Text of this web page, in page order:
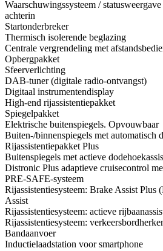
Waarschuwingssysteem /
achterin
Startonderbreker
Thermisch isolerende beglazing
Centrale vergrendeling met
Opbergpakket
Sfeerverlichting
DAB-tuner (digitale radio-ontvangst)
Digitaal instrumentendisplay
High-end rijassistentiepakket
Spiegelpakket
Elektrische buitenspiegels. Opvouwbaar
Buiten-/binnenspiegels met automatisch
Rijassistentiepakket Plus
Buitenspiegels met actieve
Distronic Plus adaptieve cruisecontrol
PRE-SAFE-systeem
Rijassistentiesysteem: Brake Assist Plus
Assist
Rijassistentiesysteem: actieve
Rijassistentiesysteem:
Bandaanvoer
Inductielaadstation voor smartphone